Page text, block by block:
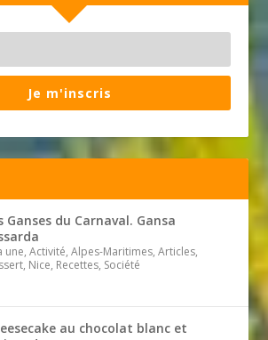
Je m'inscris
Ganses du Carnaval. Gansa
une, Activité, Alpes-Maritimes, Articles,
Nice, Recettes, Société
au chocolat blanc et